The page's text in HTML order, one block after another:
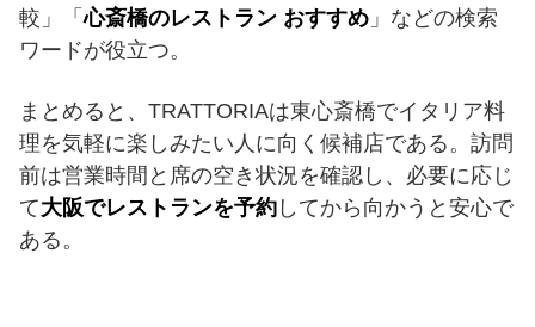
較」「心斎橋のレストラン おすすめ 」などの検索
ワードが役立つ。
まとめると、TRATTORIAは東心斎橋でイタリア料
理を気軽に楽しみたい人に向く候補店である。訪問
前は営業時間と席の空き状況を確認し、必要に応じ
て大阪でレストランを予約 してから向かうと安心で
ある。